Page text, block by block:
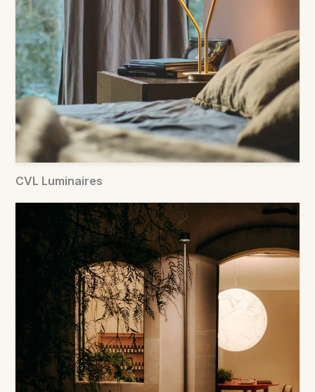
CVL Luminaires